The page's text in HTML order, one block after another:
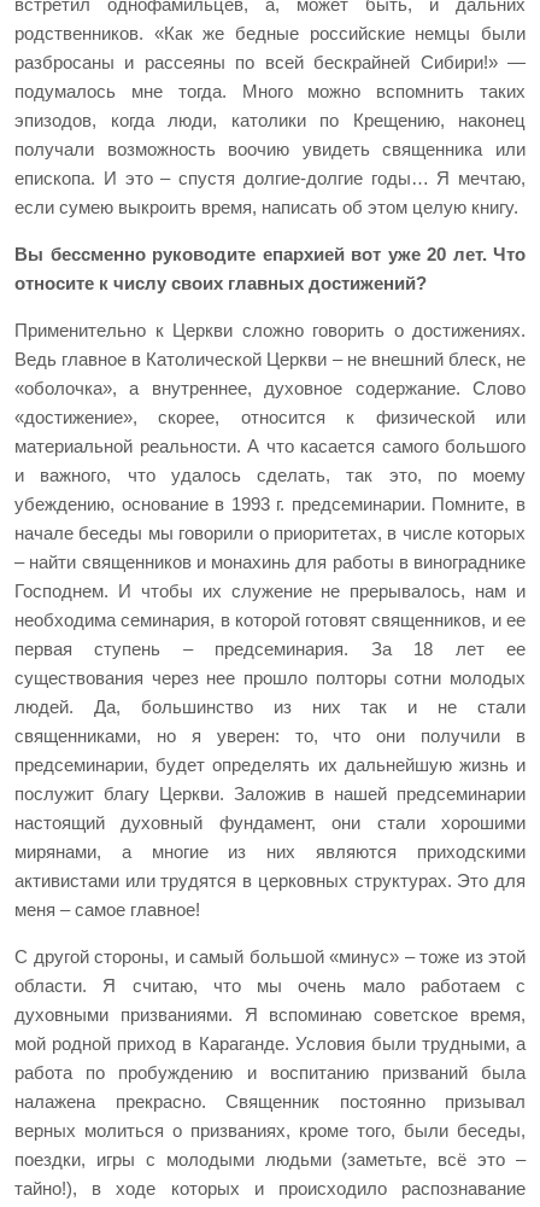
встретил однофамильцев, а, может быть, и дальних
родственников. «Как же бедные российские немцы были
разбросаны и рассеяны по всей бескрайней Сибири!» —
подумалось мне тогда. Много можно вспомнить таких
эпизодов, когда люди, католики по Крещению, наконец
получали возможность воочию увидеть священника или
епископа. И это – спустя долгие-долгие годы… Я мечтаю,
если сумею выкроить время, написать об этом целую книгу.
Вы бессменно руководите епархией вот уже 20 лет. Что
относите к числу своих главных достижений?
Применительно к Церкви сложно говорить о достижениях.
Ведь главное в Католической Церкви – не внешний блеск, не
«оболочка», а внутреннее, духовное содержание. Слово
«достижение», скорее, относится к физической или
материальной реальности. А что касается самого большого
и важного, что удалось сделать, так это, по моему
убеждению, основание в 1993 г. предсеминарии. Помните, в
начале беседы мы говорили о приоритетах, в числе которых
– найти священников и монахинь для работы в винограднике
Господнем. И чтобы их служение не прерывалось, нам и
необходима семинария, в которой готовят священников, и ее
первая ступень – предсеминария. За 18 лет ее
существования через нее прошло полторы сотни молодых
людей. Да, большинство из них так и не стали
священниками, но я уверен: то, что они получили в
предсеминарии, будет определять их дальнейшую жизнь и
послужит благу Церкви. Заложив в нашей предсеминарии
настоящий духовный фундамент, они стали хорошими
мирянами, а многие из них являются приходскими
активистами или трудятся в церковных структурах. Это для
меня – самое главное!
С другой стороны, и самый большой «минус» – тоже из этой
области. Я считаю, что мы очень мало работаем с
духовными призваниями. Я вспоминаю советское время,
мой родной приход в Караганде. Условия были трудными, а
работа по пробуждению и воспитанию призваний была
налажена прекрасно. Священник постоянно призывал
верных молиться о призваниях, кроме того, были беседы,
поездки, игры с молодыми людьми (заметьте, всё это –
тайно!), в ходе которых и происходило распознавание